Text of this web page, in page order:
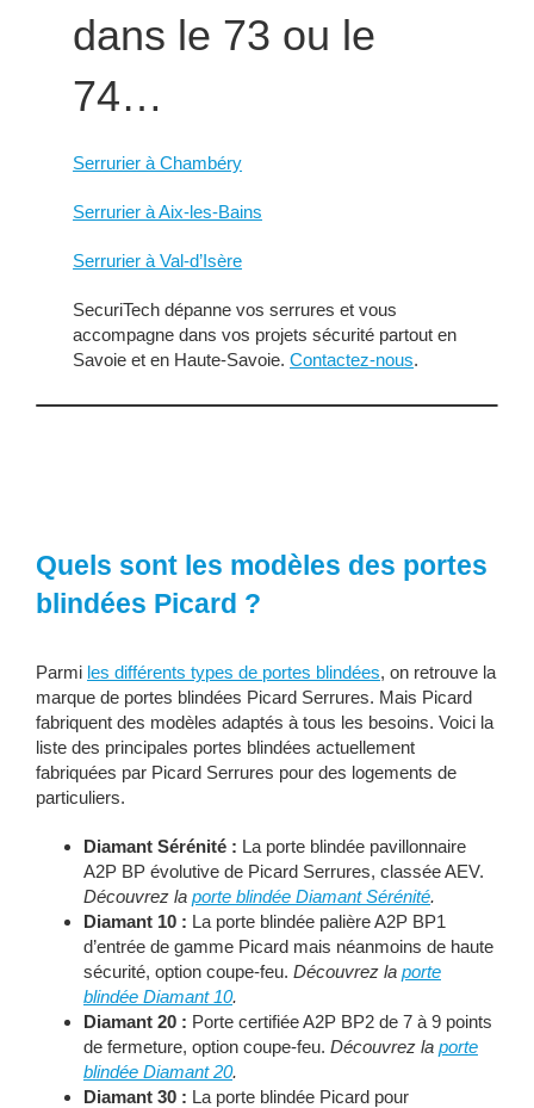
dans le 73 ou le
74…
Serrurier à Chambéry
Serrurier à Aix-les-Bains
Serrurier à Val-d’Isère
SecuriTech dépanne vos serrures et vous
accompagne dans vos projets sécurité partout en
Savoie et en Haute-Savoie.Contactez-nous.
Quels sont les modèles des portes
blindées Picard ?
Parmi les différents types de portes blindées, on retrouve la
marque de portes blindées Picard Serrures. Mais Picard
fabriquent des modèles adaptés à tous les besoins. Voici la
liste des principales portes blindées actuellement
fabriquées par Picard Serrures pour des logements de
particuliers.
Diamant Sérénité : La porte blindée pavillonnaire
A2P BP évolutive de Picard Serrures, classée AEV.
Découvrez la porte blindée Diamant Sérénité.
Diamant 10 : La porte blindée palière A2P BP1
d’entrée de gamme Picard mais néanmoins de haute
sécurité, option coupe-feu. Découvrez la porte
blindée Diamant 10.
Diamant 20 : Porte certifiée A2P BP2 de 7 à 9 points
de fermeture, option coupe-feu. Découvrez la porte
blindée Diamant 20.
Diamant 30 : La porte blindée Picard pour